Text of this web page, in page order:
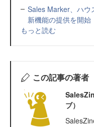
Sales Marker、ハウ
新機能の提供を開始
もっと読む
この記事の著者
ブ）